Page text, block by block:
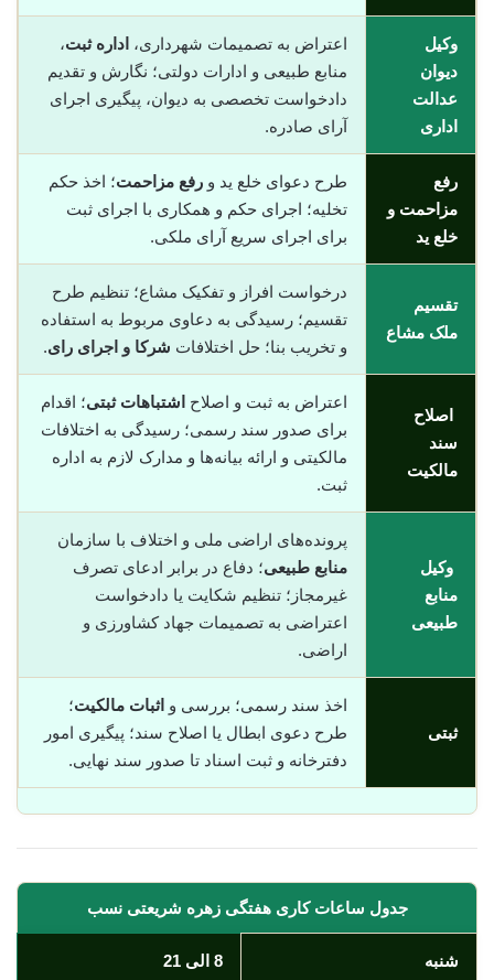
وکیل
دیوان
عدالت
اداری
اعتراض به تصمیمات شهرداری، اداره ثبت،
منابع طبیعی و ادارات دولتی؛ نگارش و تقدیم
دادخواست تخصصی به دیوان، پیگیری اجرای
آرای صادره.
رفع
مزاحمت و
خلع ید
طرح دعوای خلع ید و رفع مزاحمت؛ اخذ حکم
تخلیه؛ اجرای حکم و همکاری با اجرای ثبت
برای اجرای سریع آرای ملکی.
تقسیم
ملک مشاع
درخواست افراز و تفکیک مشاع؛ تنظیم طرح
تقسیم؛ رسیدگی به دعاوی مربوط به استفاده
و تخریب بنا؛ حل اختلافات شرکا و اجرای رای.
اصلاح
سند
مالکیت
اعتراض به ثبت و اصلاح اشتباهات ثبتی؛ اقدام
برای صدور سند رسمی؛ رسیدگی به اختلافات
مالکیتی و ارائه بیانه‌ها و مدارک لازم به اداره
ثبت.
وکیل
منابع
طبیعی
پرونده‌های اراضی ملی و اختلاف با سازمان
منابع طبیعی؛ دفاع در برابر ادعای تصرف
غیرمجاز؛ تنظیم شکایت یا دادخواست
اعتراضی به تصمیمات جهاد کشاورزی و
اراضی.
ثبتی
اخذ سند رسمی؛ بررسی و اثبات مالکیت؛
طرح دعوی ابطال یا اصلاح سند؛ پیگیری امور
دفترخانه و ثبت اسناد تا صدور سند نهایی.
جدول ساعات کاری هفتگی زهره شریعتی نسب
شنبه 8 الی 21